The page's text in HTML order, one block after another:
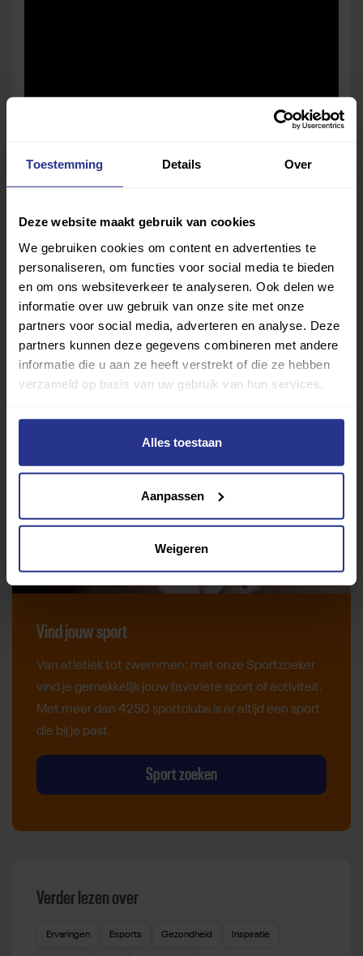
Toestemming Details Over
Deze website maakt gebruik van cookies
We gebruiken cookies om content en advertenties te
personaliseren, om functies voor social media te bieden
en om ons websiteverkeer te analyseren. Ook delen we
informatie over uw gebruik van onze site met onze
partners voor social media, adverteren en analyse. Deze
partners kunnen deze gegevens combineren met andere
informatie die u aan ze heeft verstrekt of die ze hebben
verzameld op basis van uw gebruik van hun services.
Alles toestaan
Aanpassen
Weigeren
Deel dit bericht
Deel op Facebook
Deel op LinkedinDeel op Whatsapp
Mail link Kopieer link
Vind jouw sport
Van atletiek tot zwemmen: met onze Sportzoeker
vind je gemakkelijk jouw favoriete sport of activiteit.
Met meer dan 4250 sportclubs is er altijd een sport
die bij je past.
Sport zoeken
Verder lezen over
Ervaringen Esports Gezondheid Inspiratie